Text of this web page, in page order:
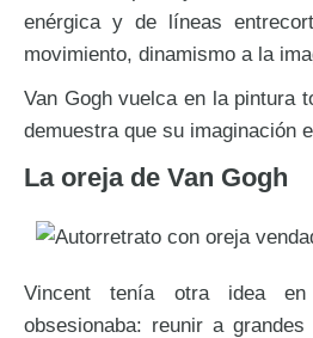
enérgica y de líneas
movimiento, dinamismo a la
Van Gogh vuelca en la pintura
demuestra que su imaginación
La oreja de Van Gogh
Vincent tenía otra idea
obsesionaba: reunir a